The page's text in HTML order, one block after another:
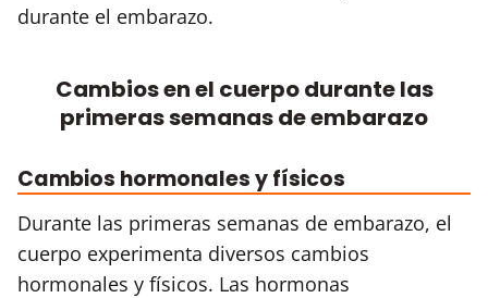
durante el embarazo.
Cambios en el cuerpo durante las
primeras semanas de embarazo
Cambios hormonales y físicos
Durante las primeras semanas de embarazo, el
cuerpo experimenta diversos cambios
hormonales y físicos. Las hormonas